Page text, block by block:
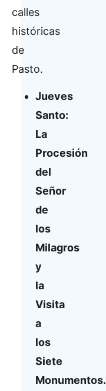
calles
históricas
de
Pasto.
Jueves
Santo:
La
Procesión
del
Señor
de
los
Milagros
y
la
Visita
a
los
Siete
Monumentos.